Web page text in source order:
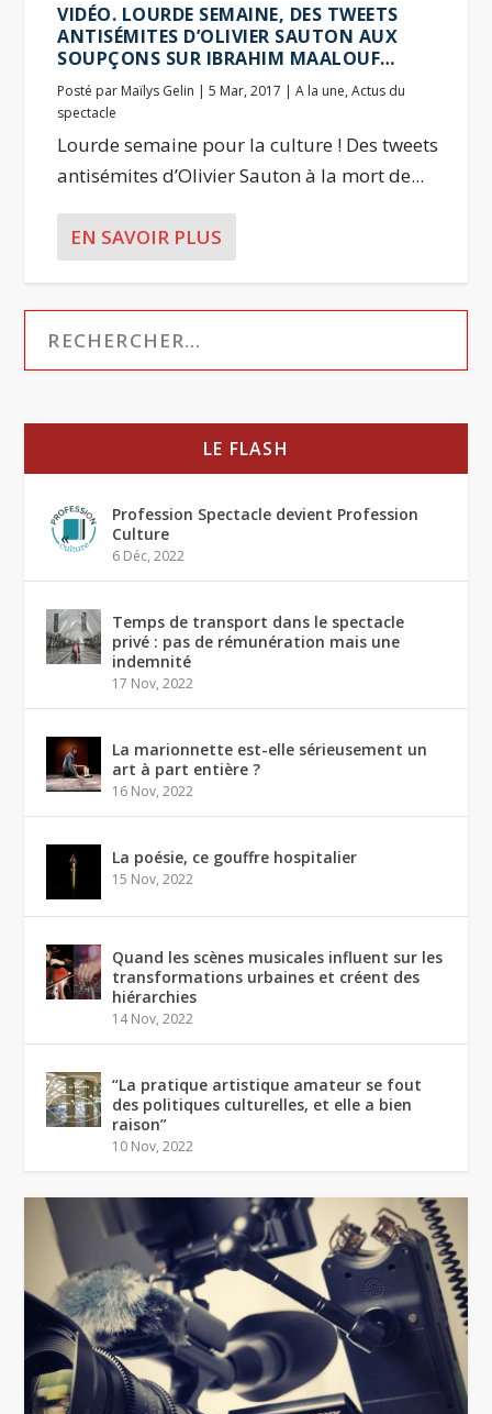
VIDÉO. LOURDE SEMAINE, DES TWEETS
ANTISÉMITES D’OLIVIER SAUTON AUX
SOUPÇONS SUR IBRAHIM MAALOUF…
Posté par Maïlys Gelin |5 Mar, 2017 |A la une,Actus du
spectacle
Lourde semaine pour la culture ! Des tweets
antisémites d’Olivier Sauton à la mort de...
EN SAVOIR PLUS
LE FLASH
Profession Spectacle devient Profession
Culture
6 Déc, 2022
Temps de transport dans le spectacle
privé : pas de rémunération mais une
indemnité
17 Nov, 2022
La marionnette est-elle sérieusement un
art à part entière ?
16 Nov, 2022
La poésie, ce gouffre hospitalier
15 Nov, 2022
Quand les scènes musicales influent sur les
transformations urbaines et créent des
hiérarchies
14 Nov, 2022
“La pratique artistique amateur se fout
des politiques culturelles, et elle a bien
raison”
10 Nov, 2022